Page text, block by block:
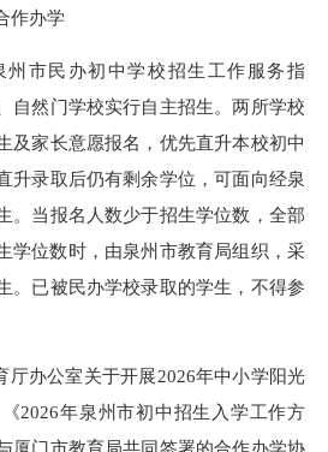
办学
市民办初中学校招生工作服务指
自然门学校实行自主招生。两所学校
及家长意愿报名，优先直升本校初中
升录取后仍有剩余学位，可面向经泉
。当报名人数少于招生学位数，全部
学位数时，由泉州市教育局组织，采
。已被民办学校录取的学生，不得参
办公室关于开展2026年中小学阳光
2026年泉州市初中招生入学工作方